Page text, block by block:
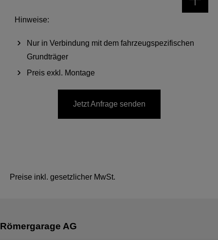
Hinweise:
Nur in Verbindung mit dem fahrzeugspezifischen
Grundträger
Preis exkl. Montage
Jetzt Anfrage senden
Preise inkl. gesetzlicher MwSt.